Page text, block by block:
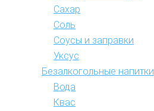
Сахар
Соль
Соусы и заправки
Уксус
Безалкогольные напитки
Вода
Квас